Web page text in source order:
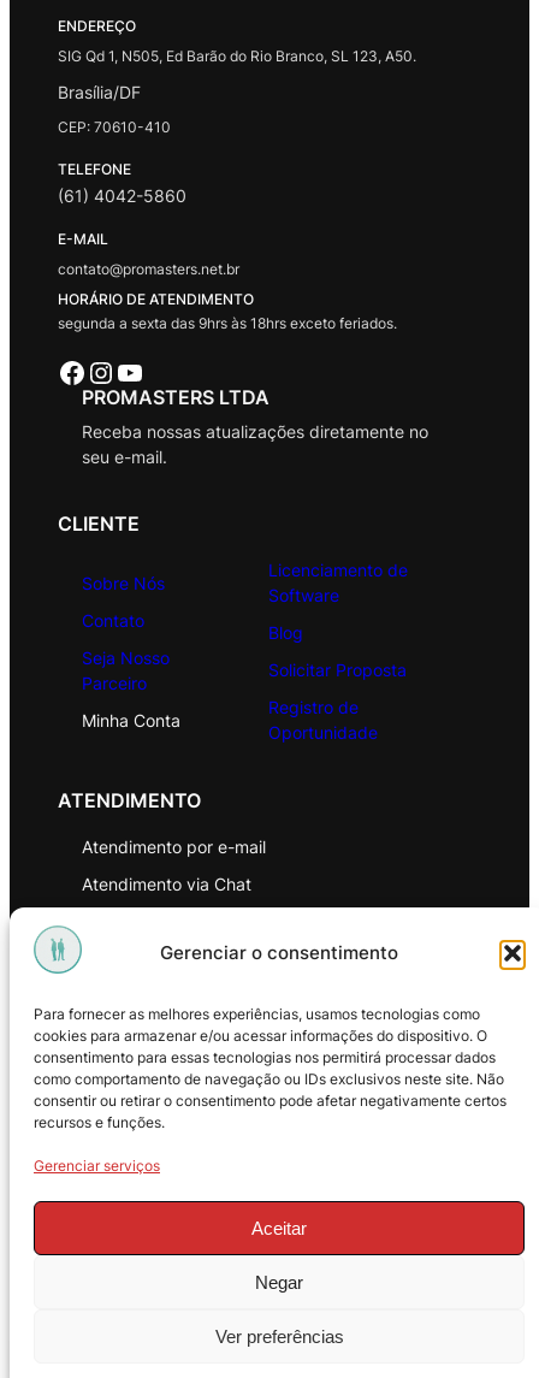
Gerenciar o consentimento
Para fornecer as melhores experiências, usamos tecnologias como
cookies para armazenar e/ou acessar informações do dispositivo. O
consentimento para essas tecnologias nos permitirá processar dados
como comportamento de navegação ou IDs exclusivos neste site. Não
consentir ou retirar o consentimento pode afetar negativamente certos
recursos e funções.
Gerenciar serviços
Aceitar
Negar
Ver preferências
ENDEREÇO
SIG Qd 1, N505, Ed Barão do Rio Branco, SL 123, A50.
Brasília/DF
CEP: 70610-410
TELEFONE
(61) 4042-5860
E-MAIL
contato@promasters.net.br
HORÁRIO DE ATENDIMENTO
segunda a sexta das 9hrs às 18hrs exceto feriados.
Facebook Instagram Youtube
PROMASTERS LTDA
Receba nossas atualizações diretamente no
seu e-mail.
CLIENTE
Sobre Nós
Contato
Seja Nosso
Parceiro
Minha Conta
Licenciamento de
Software
Blog
Solicitar Proposta
Registro de
Oportunidade
ATENDIMENTO
Atendimento por e-mail
Atendimento via Chat
Política de Privacidade
Política de Troca e Devoluções
Política de Reembolso
18.269.230/0001-16. Todos os direitos